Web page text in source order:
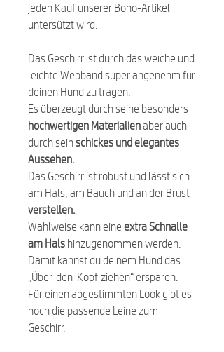
jeden Kauf unserer Boho-Artikel
untersützt wird.
Das Geschirr ist durch das weiche und
leichte Webband super angenehm für
deinen Hund zu tragen.
Es überzeugt durch seine besonders
hochwertigen Materialienaber auch
durch seinschickes und elegantes
Aussehen.
Das Geschirr ist robust und lässt sich
am Hals, am Bauch und an der Brust
verstellen.
Wahlweise kann eine extra Schnalle
am Hals hinzugenommen werden.
Damit kannst du deinem Hund das
„Über-den-Kopf-ziehen“ ersparen.
Für einen abgestimmten Look gibt es
noch die passende Leine zum
Geschirr.